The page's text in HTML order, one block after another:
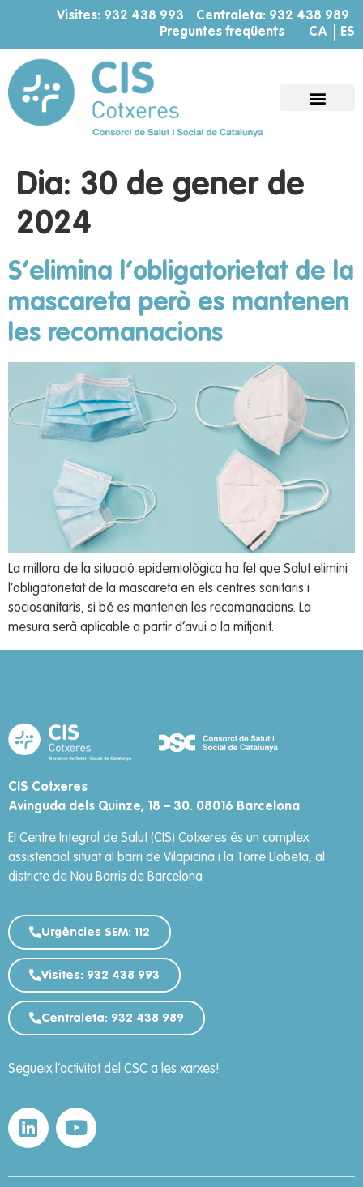
Visites: 932 438 993
Centraleta: 932 438 989
Preguntes freqüents
CA ES
Dia: 30 de gener de
2024
S’elimina l’obligatorietat de la
mascareta però es mantenen
les recomanacions
La millora de la situació epidemiològica ha fet que Salut elimini
l’obligatorietat de la mascareta en els centres sanitaris i
sociosanitaris, si bé es mantenen les recomanacions. La
mesura serà aplicable a partir d’avui a la mitjanit.
CIS Cotxeres
Avinguda dels Quinze, 18 – 30. 08016 Barcelona
El Centre Integral de Salut (CIS) Cotxeres és un complex
assistencial situat al barri de Vilapicina i la Torre Llobeta, al
districte de Nou Barris de Barcelona
Urgències SEM: 112
Visites: 932 438 993
Centraleta: 932 438 989
Segueix l’activitat del CSC a les xarxes!